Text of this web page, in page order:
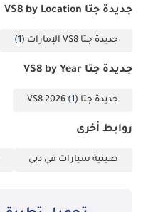
جديدة جتا VS8 by Location
جديدة جتا VS8 الإمارات (1)
جديدة جتا VS8 by Year
جديدة جتا VS8 2026 (1)
روابط أخرى
صينية سيارات في دبي